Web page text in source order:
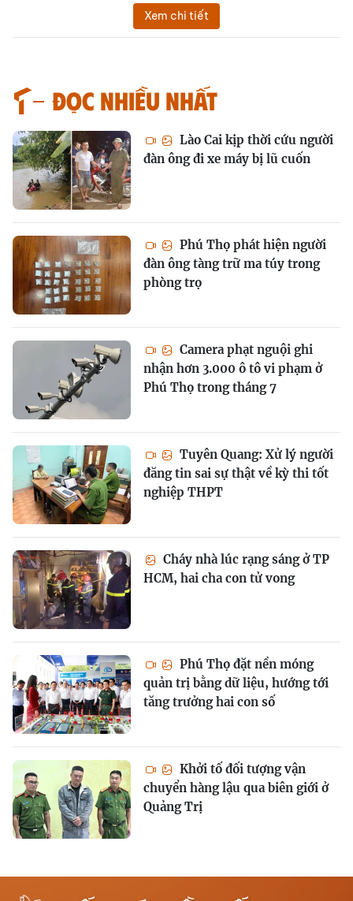
Xem chi tiết
Đọc nhiều nhất
Lào Cai kịp thời cứu người
đàn ông đi xe máy bị lũ cuốn
Phú Thọ phát hiện người
đàn ông tàng trữ ma túy trong
phòng trọ
Camera phạt nguội ghi
nhận hơn 3.000 ô tô vi phạm ở
Phú Thọ trong tháng 7
Tuyên Quang: Xử lý người
đăng tin sai sự thật về kỳ thi tốt
nghiệp THPT
Cháy nhà lúc rạng sáng ở TP
HCM, hai cha con tử vong
Phú Thọ đặt nền móng
quản trị bằng dữ liệu, hướng tới
tăng trưởng hai con số
Khởi tố đối tượng vận
chuyển hàng lậu qua biên giới ở
Quảng Trị